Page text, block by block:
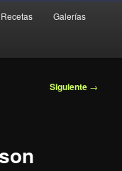
Recetas Galerías
Siguiente →